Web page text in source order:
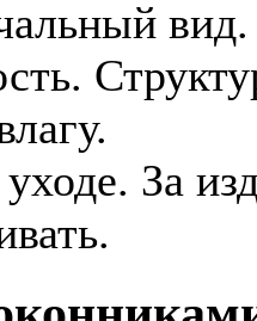
вид.
За